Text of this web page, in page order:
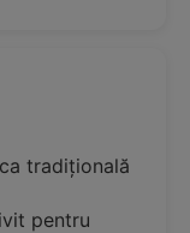
tradițională
pentru